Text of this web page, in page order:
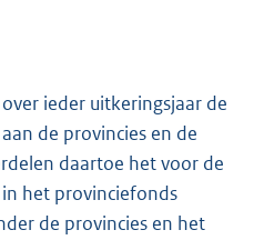
ieder uitkeringsjaar de
de provincies en de
daartoe het voor de
het provinciefonds
de provincies en het